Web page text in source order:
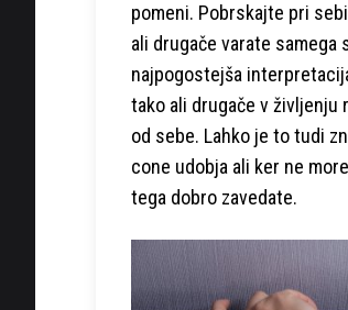
pomeni. Pobrskajte pri
ali drugače varate
najpogostejša
tako ali drugače v življenju
od sebe. Lahko je to tudi
cone udobja ali ker ne
tega dobro zavedate.